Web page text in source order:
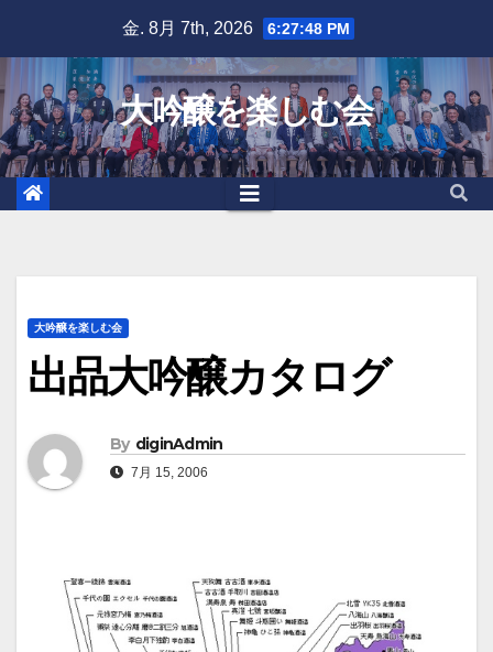
content
金. 8月 7th, 2026 6:27:49 PM
大吟醸を楽しむ会
大吟醸を楽しむ会
出品大吟醸カタログ
By diginAdmin
7月 15, 2006